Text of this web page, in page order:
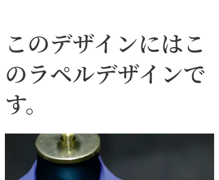
このデザインにはこ
のラペルデザインで
す。